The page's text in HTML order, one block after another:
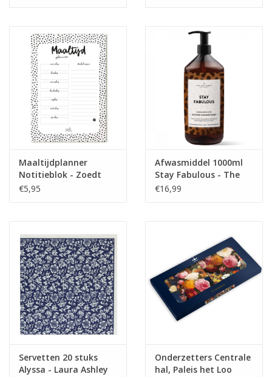
Maaltijdplanner
Notitieblok - Zoedt
€5,95
Afwasmiddel 1000ml
Stay Fabulous - The
Gift Label
€16,99
Servetten 20 stuks
Alyssa - Laura Ashley
Onderzetters Centrale
hal, Paleis het Loo